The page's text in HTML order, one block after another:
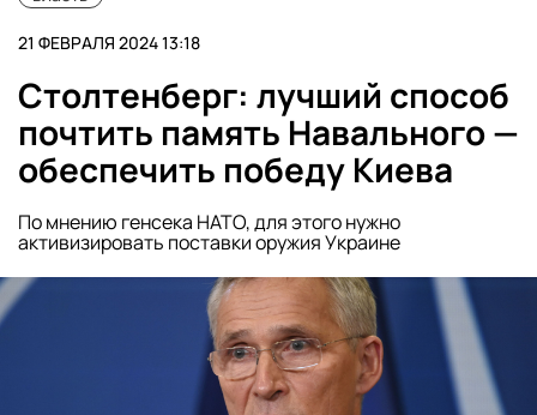
21 ФЕВРАЛЯ 2024 13:18
Столтенберг: лучший способ
почтить память Навального —
обеспечить победу Киева
По мнению генсека НАТО, для этого нужно
активизировать поставки оружия Украине